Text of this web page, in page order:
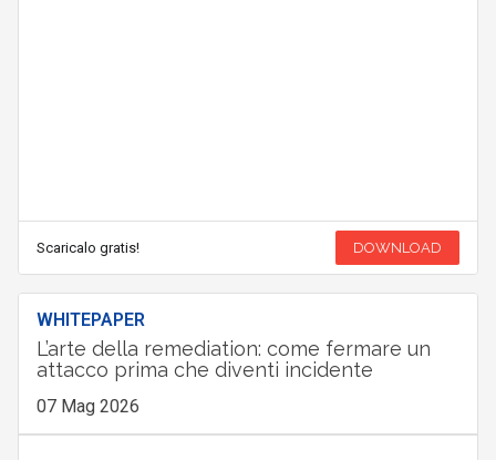
Scaricalo gratis! DOWNLOAD
WHITEPAPER
L’arte della remediation: come fermare un
attacco prima che diventi incidente
07 Mag 2026